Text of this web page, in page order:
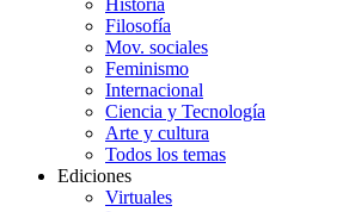
Historia
Filosofía
Mov. sociales
Feminismo
Internacional
Ciencia y Tecnología
Arte y cultura
Todos los temas
Ediciones
Virtuales